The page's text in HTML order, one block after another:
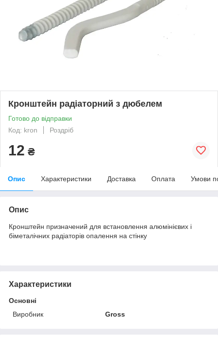
Кронштейн радіаторний з дюбелем
Готово до відправки
Код: kron
Роздріб
12 ₴
Опис Характеристики Доставка Оплата Умови
Опис
Кронштейн призначений для встановлення алюмінієвих і
біметалічних радіаторів опалення на стінку
Характеристики
Основні
Виробник
Gross